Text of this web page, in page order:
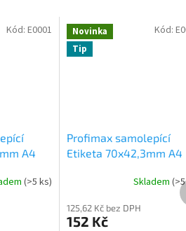
A4
(>5 ks)
Kód:E0001
Novinka
Tip
Profimax samolepící
Etiketa 70x42,3mm A4
Skladem
125,62 Kč bez DPH
152 Kč
Kód: